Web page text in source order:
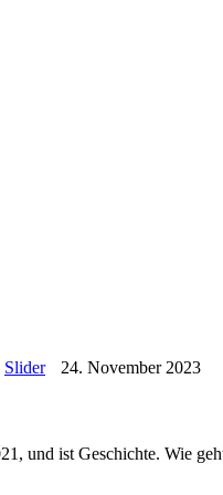
Slider 24. November 2023
und ist Geschichte. Wie